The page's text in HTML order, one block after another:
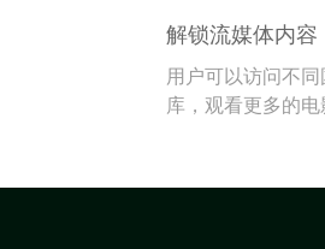
解锁流媒体内容
用户可以访问不
库，观看更多的电